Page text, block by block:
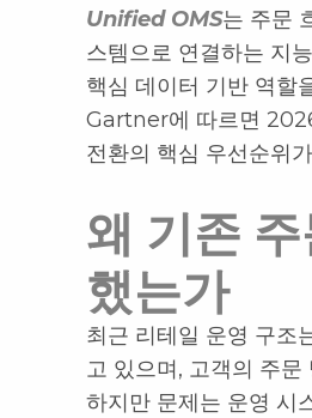
Unified OMS는 주문
스템으로 연결하는 지
핵심 데이터 기반 역할
Gartner에 따르면
전환의 핵심 우선순위
왜 기존
했는가
최근 리테일 운영 구조
고 있으며, 고객의 주문
하지만 문제는 운영 시